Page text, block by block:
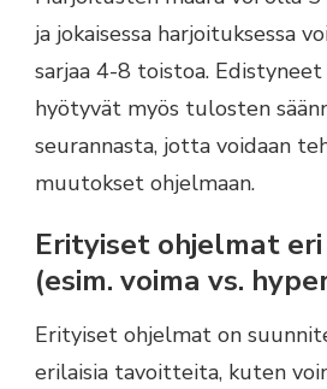
ja jokaisessa harjoituksessa
sarjaa 4-8 toistoa.
hyötyvät myös tulosten
seurannasta, jotta voidaan
muutokset ohjelmaan.
Erityiset ohjelmat
(esim. voima vs.
Erityiset ohjelmat on
erilaisia tavoitteita, kuten